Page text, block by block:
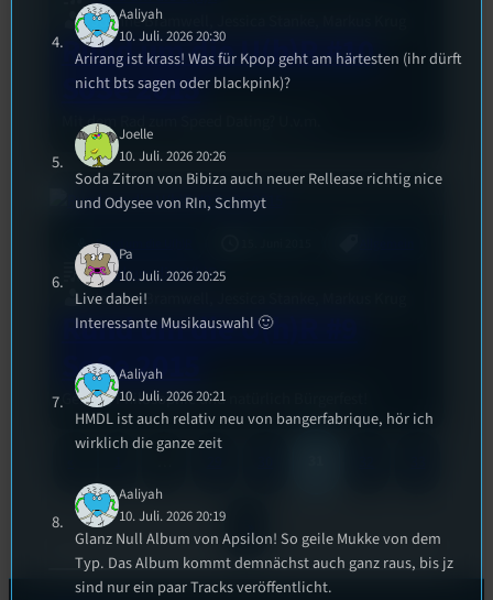
Joanne Bramwell, Jessica Stanke, Markus Krug
Rund um die U(h)R #10
SoSe 2015
Mit dem Rad zum Speed Dating? U.v.m.
mic Rund um die U(h)R
Rund um die U(h)R
Joanne Bramwell, Jessica Stanke, Markus Krug
Rund um die U(h)R #9
SoSe 2015
Geister, Philosophie und natürlich Bürgerfest!
»
Aaliyah
10. Juli. 2026 20:30
Arirang ist krass! Was für Kpop geht am härtesten (ihr dürft
nicht bts sagen oder blackpink)?
Joelle
10. Juli. 2026 20:26
Soda Zitron von Bibiza auch neuer Rellease richtig nice
und Odysee von RIn, Schmyt
Pa
10. Juli. 2026 20:25
Live dabei!
Interessante Musikauswahl 🙂
Aaliyah
10. Juli. 2026 20:21
HMDL ist auch relativ neu von bangerfabrique, hör ich
wirklich die ganze zeit
Aaliyah
10. Juli. 2026 20:19
Glanz Null Album von Apsilon! So geile Mukke von dem
Typ. Das Album kommt demnächst auch ganz raus, bis jz
sind nur ein paar Tracks veröffentlicht.